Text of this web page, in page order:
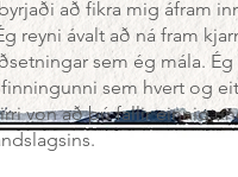
að fikra mig áfram
reyni ávalt að ná fram
sem ég mála. Ég
sem hvert og
von að þú fallir einnig